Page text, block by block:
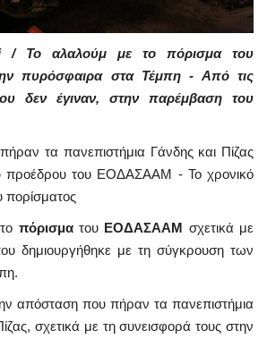
/ Το αλαλούμ με το πόρισμα του
πυρόσφαιρα στα Τέμπη - Από τις
δεν έγιναν, στην παρέμβαση του
τα πανεπιστήμια Γάνδης και Πίζας
προέδρου του ΕΟΔΑΣΑΑΜ - Το χρονικό
πορίσματος
πόρισμα του ΕΟΔΑΣΑΑΜ σχετικά με
δημιουργήθηκε με τη σύγκρουση των
απόσταση που πήραν τα πανεπιστήμια
σχετικά με τη συνεισφορά τους στην